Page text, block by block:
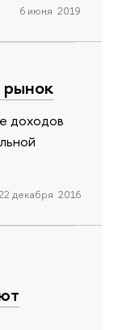
6 июня 2019
доходов
декабря 2016